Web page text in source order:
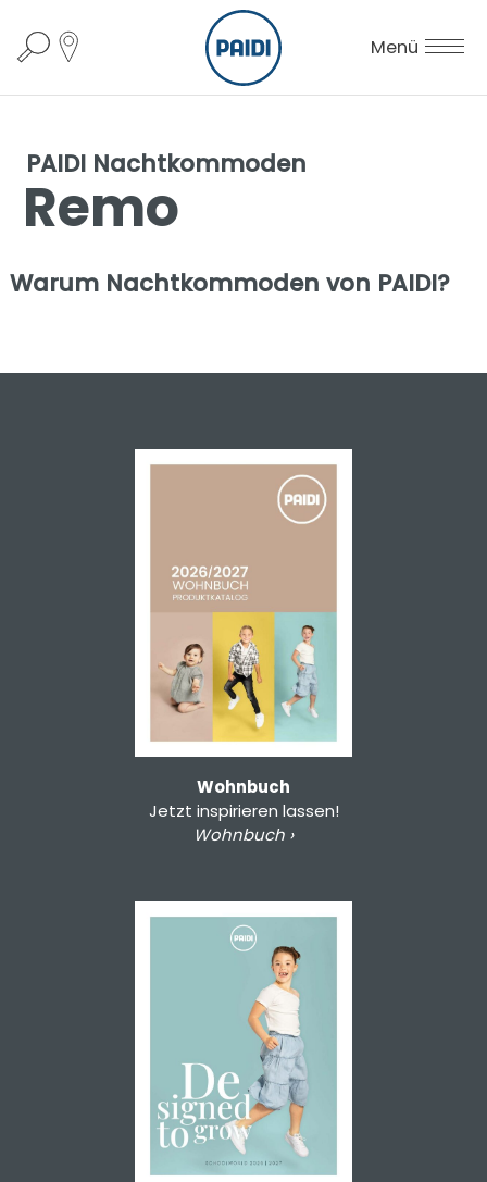
Menü
PAIDI Nachtkommoden
Remo
Warum Nachtkommoden von PAIDI?
Wohnbuch
Jetzt inspirieren lassen!
Wohnbuch ›